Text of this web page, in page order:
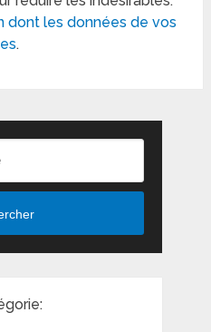
dont les données de vos
.